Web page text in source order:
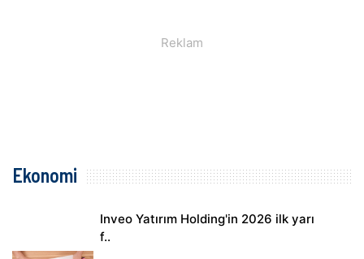
Ekonomi
Inveo Yatırım Holding'in 2026 ilk yarı
f..